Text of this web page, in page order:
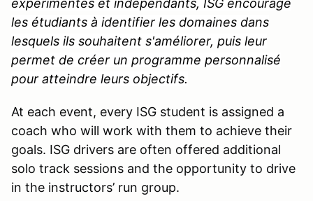
les étudiants à identifier les domaines dans
lesquels ils souhaitent s'améliorer, puis leur
permet de créer un programme personnalisé
pour atteindre leurs objectifs.
At each event, every ISG student is assigned a
coach who will work with them to achieve their
goals. ISG drivers are often offered additional
solo track sessions and the opportunity to drive
in the instructors’ run group.